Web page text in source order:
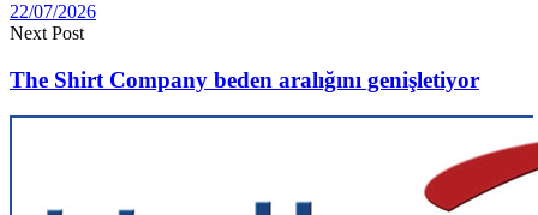
22/07/2026
Next Post
The Shirt Company beden aralığını genişletiyor